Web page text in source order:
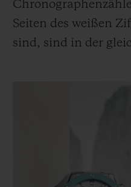
Seiten des weißen
sind, sind in der